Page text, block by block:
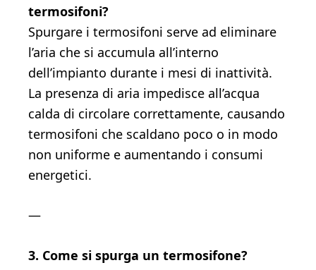
termosifoni?
Spurgare i termosifoni serve ad eliminare
l’aria che si accumula all’interno
dell’impianto durante i mesi di inattività.
La presenza di aria impedisce all’acqua
calda di circolare correttamente, causando
termosifoni che scaldano poco o in modo
non uniforme e aumentando i consumi
energetici.
—
3. Come si spurga un termosifone?